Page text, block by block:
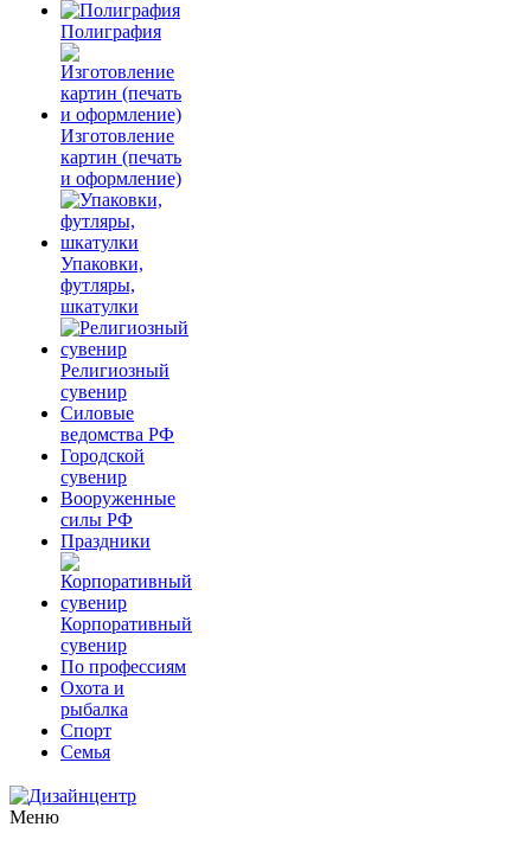
Полиграфия
Изготовление
картин (печать
и оформление)
Упаковки,
футляры,
шкатулки
Религиозный
сувенир
Силовые
ведомства РФ
Городской
сувенир
Вооруженные
силы РФ
Праздники
Корпоративный
сувенир
По профессиям
Охота и
рыбалка
Спорт
Семья
Меню